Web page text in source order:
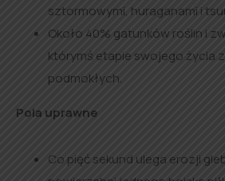
sztormowymi, huraganami i
Około 40% gatunków roślin i
którymś etapie swojego życia
podmokłych.
Pola uprawne
Co pięć sekund ulega erozji